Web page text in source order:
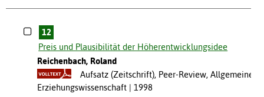
12
Preis und Plausibilität der Höherentwicklungsidee
Reichenbach, Roland
Aufsatz (Zeitschrift), Peer-Review, Allgemeine
Erziehungswissenschaft
1998